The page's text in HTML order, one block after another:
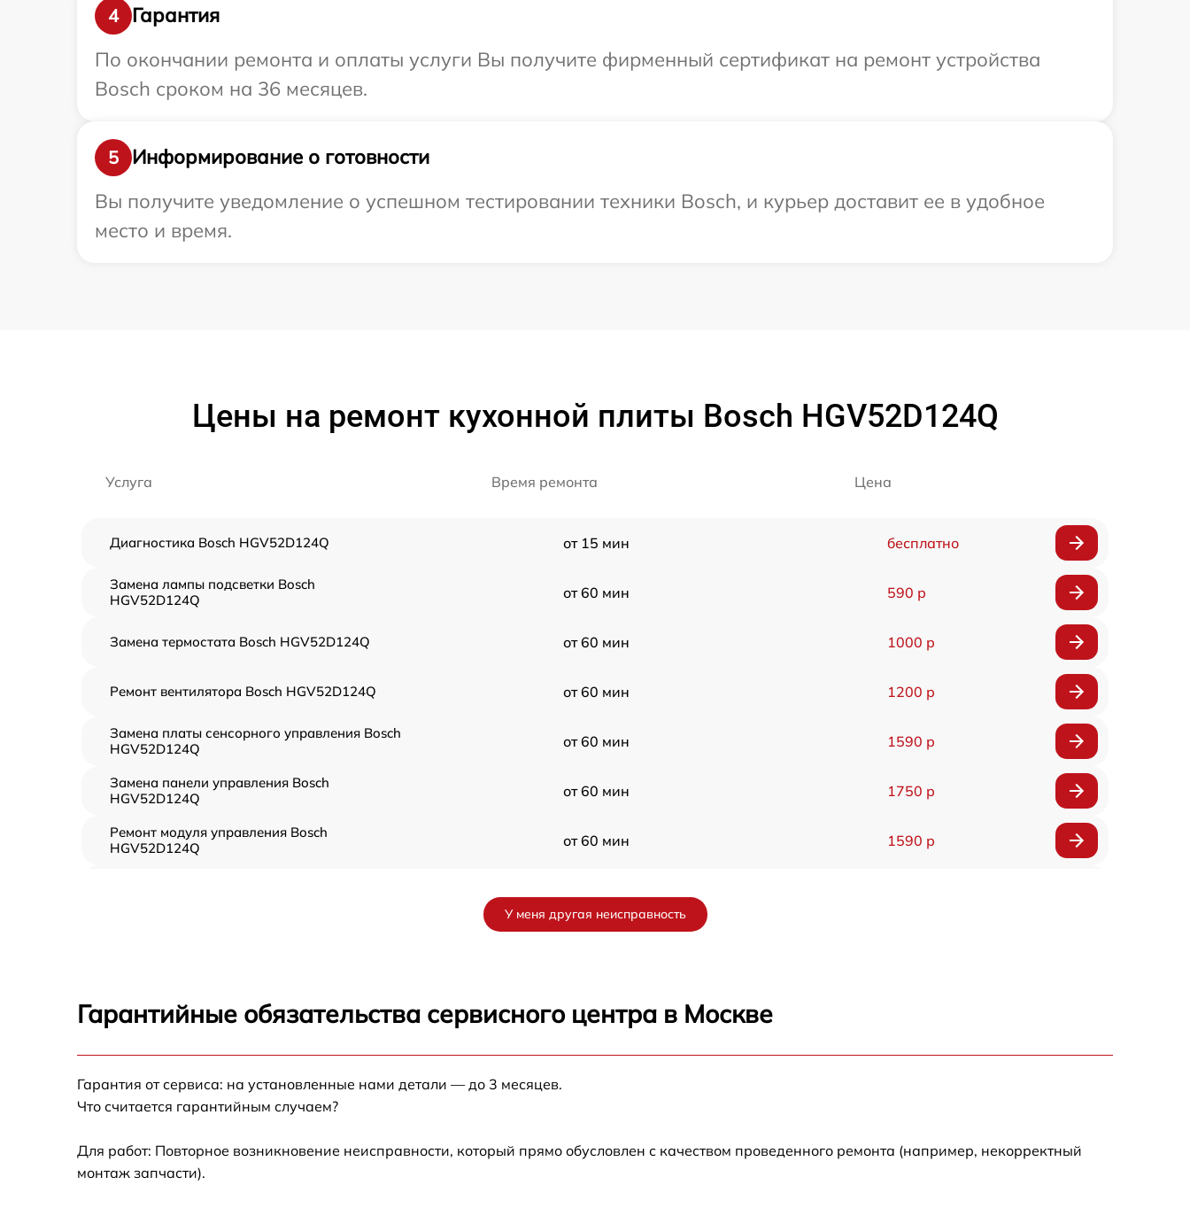
4
Гарантия
По окончании ремонта и оплаты услуги Вы получите фирменный сертификат на ремонт устройства
Bosch сроком на 36 месяцев.
5
Информирование о готовности
Вы получите уведомление о успешном тестировании техники Bosch, и курьер доставит ее в удобное
место и время.
Цены на ремонт кухонной плиты Bosch HGV52D124Q
Услуга Время ремонта Цена
Диагностика Bosch HGV52D124Q от 15 мин бесплатно
Замена лампы подсветки Bosch
HGV52D124Q
от 60 мин 590 р
Замена термостата Bosch HGV52D124Q от 60 мин 1000 р
Ремонт вентилятора Bosch HGV52D124Q от 60 мин 1200 р
Замена платы сенсорного управления Bosch
HGV52D124Q
от 60 мин 1590 р
Замена панели управления Bosch
HGV52D124Q
от 60 мин 1750 р
Ремонт модуля управления Bosch
HGV52D124Q
от 60 мин 1590 р
Ремонт конфорки с расширением Bosch
HGV52D124Q
HGV52D124Q
Замена конфорки керамической плиты
У меня другая неисправность
Гарантийные обязательства сервисного центра в Москве
Гарантия от сервиса: на установленные нами детали — до 3 месяцев.
Что считается гарантийным случаем?
Для работ: Повторное возникновение неисправности, который прямо обусловлен с качеством проведенного ремонта (например, некорректный
монтаж запчасти).